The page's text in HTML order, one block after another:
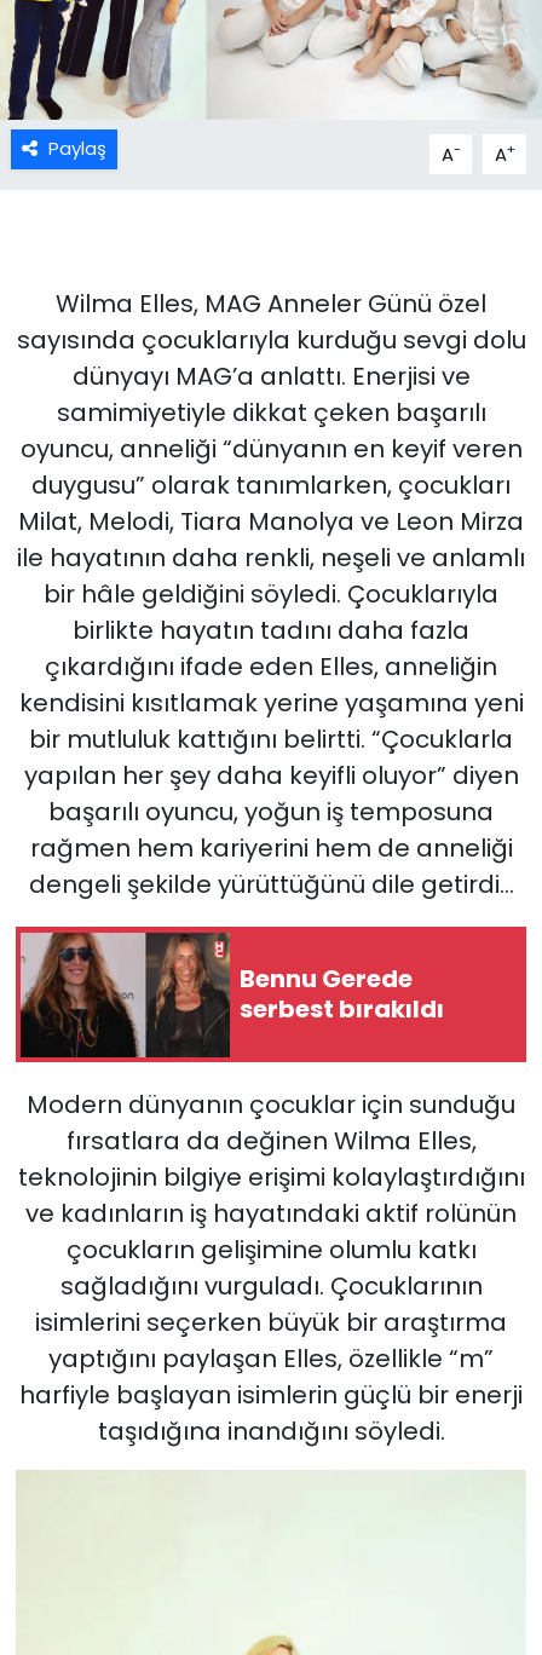
Paylaş A- A+
Wilma Elles, MAG Anneler Günü özel
sayısında çocuklarıyla kurduğu sevgi dolu
dünyayı MAG’a anlattı. Enerjisi ve
samimiyetiyle dikkat çeken başarılı
oyuncu, anneliği “dünyanın en keyif veren
duygusu” olarak tanımlarken, çocukları
Milat, Melodi, Tiara Manolya ve Leon Mirza
ile hayatının daha renkli, neşeli ve anlamlı
bir hâle geldiğini söyledi. Çocuklarıyla
birlikte hayatın tadını daha fazla
çıkardığını ifade eden Elles, anneliğin
kendisini kısıtlamak yerine yaşamına yeni
bir mutluluk kattığını belirtti. “Çocuklarla
yapılan her şey daha keyifli oluyor” diyen
başarılı oyuncu, yoğun iş temposuna
rağmen hem kariyerini hem de anneliği
dengeli şekilde yürüttüğünü dile getirdi…
Bennu Gerede
serbest bırakıldı
Modern dünyanın çocuklar için sunduğu
fırsatlara da değinen Wilma Elles,
teknolojinin bilgiye erişimi kolaylaştırdığını
ve kadınların iş hayatındaki aktif rolünün
çocukların gelişimine olumlu katkı
sağladığını vurguladı. Çocuklarının
isimlerini seçerken büyük bir araştırma
yaptığını paylaşan Elles, özellikle “m”
harfiyle başlayan isimlerin güçlü bir enerji
taşıdığına inandığını söyledi.